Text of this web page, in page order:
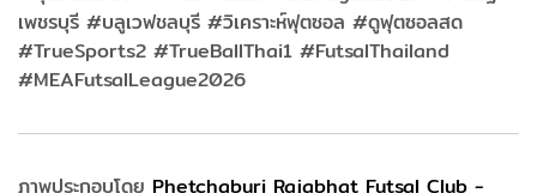
เพชรบุรี #บลูเวฟชลบุรี #วิเคราะห์ฟุตซอล #ดูฟุตซอลสด
#TrueSports2 #TrueBallThai1 #FutsalThailand
#MEAFutsalLeague2026
ภาพประกอบโดย Phetchaburi Rajabhat Futsal Club -